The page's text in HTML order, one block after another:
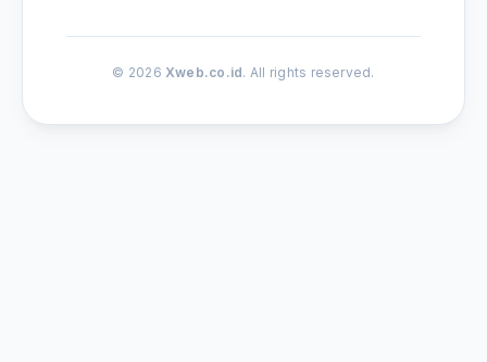
© 2026 Xweb.co.id. All rights reserved.